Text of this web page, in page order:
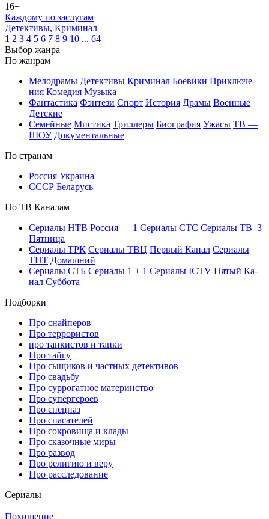
16+
Каждому по заслугам
Де­тек­ти­вы, Кри­ми­нал
1 2 3 4 5 6 7 8 9 10 ... 64
Вы­бор жан­ра
По жан­рам
Ме­ло­дра­мы Де­тек­ти­вы Кри­ми­нал Бое­ви­ки При­клю­че­
ния Ко­ме­дия Му­зы­ка
Фан­та­сти­ка Фэн­те­зи Спорт Ис­то­рия Дра­мы Во­ен­ные
Дет­ские
Се­мей­ные Мис­ти­ка Трил­ле­ры Био­гра­фия Ужа­сы ТВ —
ШОУ До­ку­мен­таль­ные
По стра­нам
Рос­сия Ук­раи­на
СССР Бе­ла­русь
По ТВ Ка­на­лам
Се­риа­лы НТВ Рос­сия — 1 Се­риа­лы СТС Се­риа­лы ТВ–3
Пят­ни­ца
Се­риа­лы ТРК Се­риа­лы ТВЦ Пер­вый Ка­нал Се­риа­лы
ТНТ До­маш­ний
Се­риа­лы СТБ Се­риа­лы 1 + 1 Се­риа­лы ICTV Пя­тый Ка­
нал Суб­бо­та
Подборки
Про снайперов
Про террористов
про танкистов и танки
Про тайгу
Про сыщиков и частных детективов
Про свадьбу
Про суррогатное материнство
Про супергероев
Про спецназ
Про спасателей
Про сокровища и клады
Про сказочные миры
Про развод
Про религию и веру
Про расследование
Се­риа­лы
Похищение